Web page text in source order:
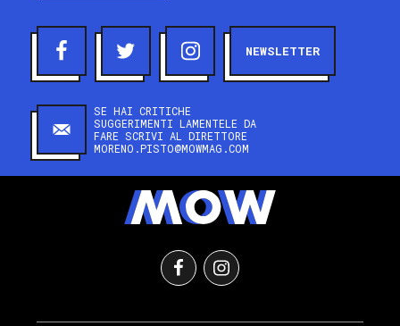
NEWSLETTER
SE HAI CRITICHE
SUGGERIMENTI LAMENTELE DA
FARE SCRIVI AL DIRETTORE
MORENO.PISTO@MOWMAG.COM